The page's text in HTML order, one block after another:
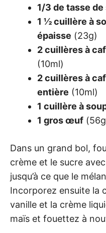
1/3 de tasse
1 ½ cuillère à
épaisse (23g)
2 cuillères à
(10ml)
2 cuillères à
entière (10ml)
1 cuillère à
1 gros œuf
Dans un grand bol,
crème et le sucre
jusqu’à ce que le
Incorporez ensuite la
vanille et la crème
maïs et fouettez à